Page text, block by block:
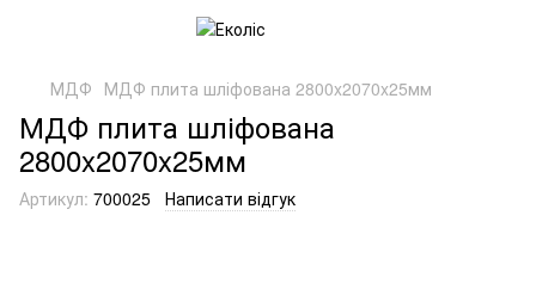
МДФ МДФ плита шліфована 2800x2070x25мм
МДФ плита шліфована
2800x2070x25мм
Артикул: 700025 Написати відгук